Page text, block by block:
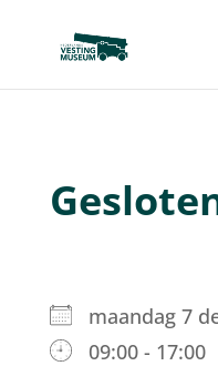
maandag 7
09:00 - 17:00